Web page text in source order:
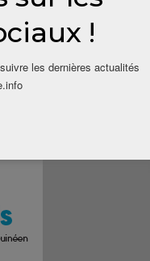
!
les dernières actualités